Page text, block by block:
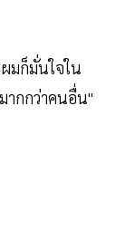
มก็มั่นใจใน
ากกว่าคนอื่น"